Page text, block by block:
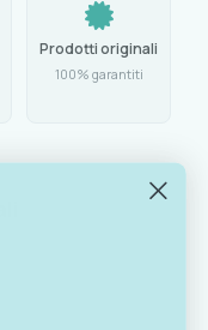
Prodotti originali
100% garantiti